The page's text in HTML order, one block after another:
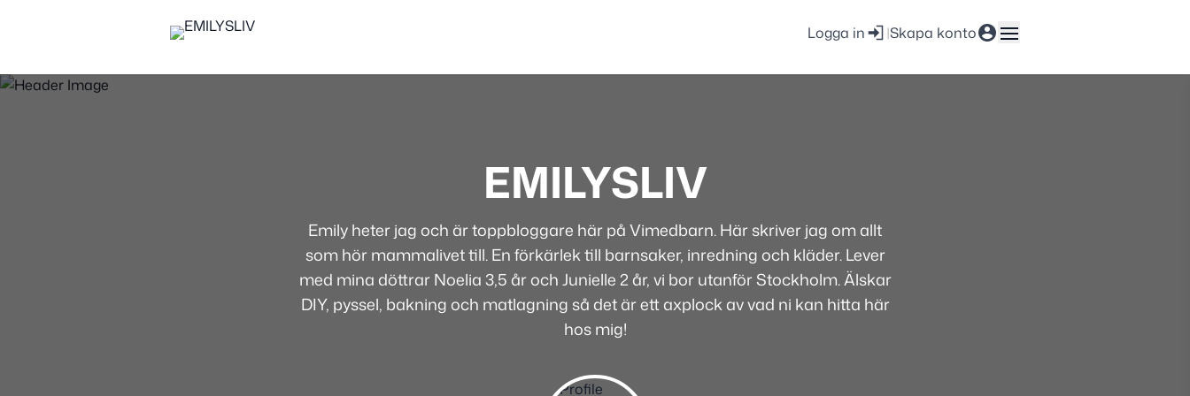
Logga in |Skapa konto
EMILYSLIV
Emily heter jag och är toppbloggare här på Vimedbarn. Här skriver jag om allt
som hör mammalivet till. En förkärlek till barnsaker, inredning och kläder. Lever
med mina döttrar Noelia 3,5 år och Junielle 2 år, vi bor utanför Stockholm. Älskar
DIY, pyssel, bakning och matlagning så det är ett axplock av vad ni kan hitta här
hos mig!